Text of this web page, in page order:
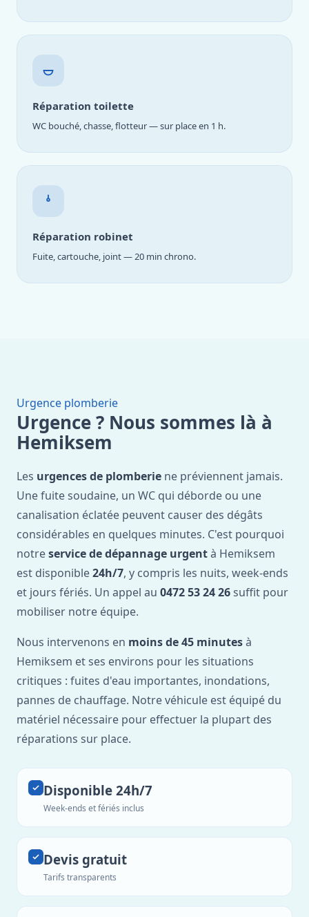
Réparation toilette
WC bouché, chasse, flotteur — sur place en 1 h.
Réparation robinet
Fuite, cartouche, joint — 20 min chrono.
Urgence plomberie
Urgence ? Nous sommes là à
Hemiksem
Les urgences de plomberie ne préviennent jamais.
Une fuite soudaine, un WC qui déborde ou une
canalisation éclatée peuvent causer des dégâts
considérables en quelques minutes. C'est pourquoi
notreservice de dépannage urgentà Hemiksem
est disponible24h/7, y compris les nuits, week-ends
et jours fériés. Un appel au 0472 53 24 26 suffit pour
mobiliser notre équipe.
Nous intervenons en moins de 45 minutesà
Hemiksem et ses environs pour les situations
critiques : fuites d'eau importantes, inondations,
pannes de chauffage. Notre véhicule est équipé du
matériel nécessaire pour effectuer la plupart des
réparations sur place.
Disponible 24h/7
Week-ends et fériés inclus
Devis gratuit
Tarifs transparents